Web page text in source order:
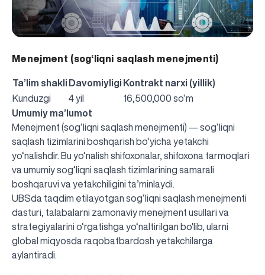
Menejment (sog‘liqni saqlash menejmenti)
Ta’lim shakli Davomiyligi Kontrakt narxi (yillik)
Kunduzgi
4 yil
16,500,000 so‘m
Umumiy ma’lumot
Menejment (sog‘liqni saqlash menejmenti) — sog‘liqni
saqlash tizimlarini boshqarish bo‘yicha yetakchi
yo‘nalishdir. Bu yo‘nalish shifoxonalar, shifoxona tarmoqlari
va umumiy sog‘liqni saqlash tizimlarining samarali
boshqaruvi va yetakchiligini ta’minlaydi.
UBSda taqdim etilayotgan sog‘liqni saqlash menejmenti
dasturi, talabalarni zamonaviy menejment usullari va
strategiyalarini o‘rgatishga yo‘naltirilgan bo'lib, ularni
global miqyosda raqobatbardosh yetakchilarga
aylantiradi.
UBS professori "Yangi O‘zbekiston yosh olimlari"
qatoridan joy oldi!
Вышел новый номер нашей любимой газеты «UBS
Xabarnomasi»!
Анализ деятельности UBS и планы на перспективу
Преподаватели UBS повысили квалификацию в
Кыргызстане
Вперёд к победе, Узбекистан!
НАЗНАЧЕНИЕ
UBS в средствах массовой информации
UBS и выпускники университета удостоены наград
хокимията области
Хотите вывести изучение языка на новый уровень?
Inson kapitaliga yo‘naltirilgan investitsiya — Yangi
O‘zbekiston taraqqiyotining eng muhim tayanchi